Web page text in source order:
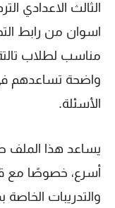
اسوان من رابط
مناسب لطلاب
واضحة تساعدهم
الأسئلة.
أسرع، خصوصًا مع
والتدريبات الخاصة